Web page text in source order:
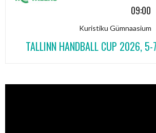
09:00
Kuristiku Gümnaasium
TALLINN HANDBALL CUP 2026,